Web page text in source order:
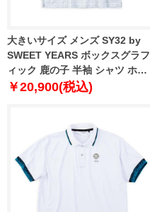
大きいサイズ メンズ SY32 by
SWEET YEARS ボックスグラフ
ィック 鹿の子 半袖 シャツ ホワ
イト 1278-5218-1 3L 4L 5L 6L
￥20,900(税込)